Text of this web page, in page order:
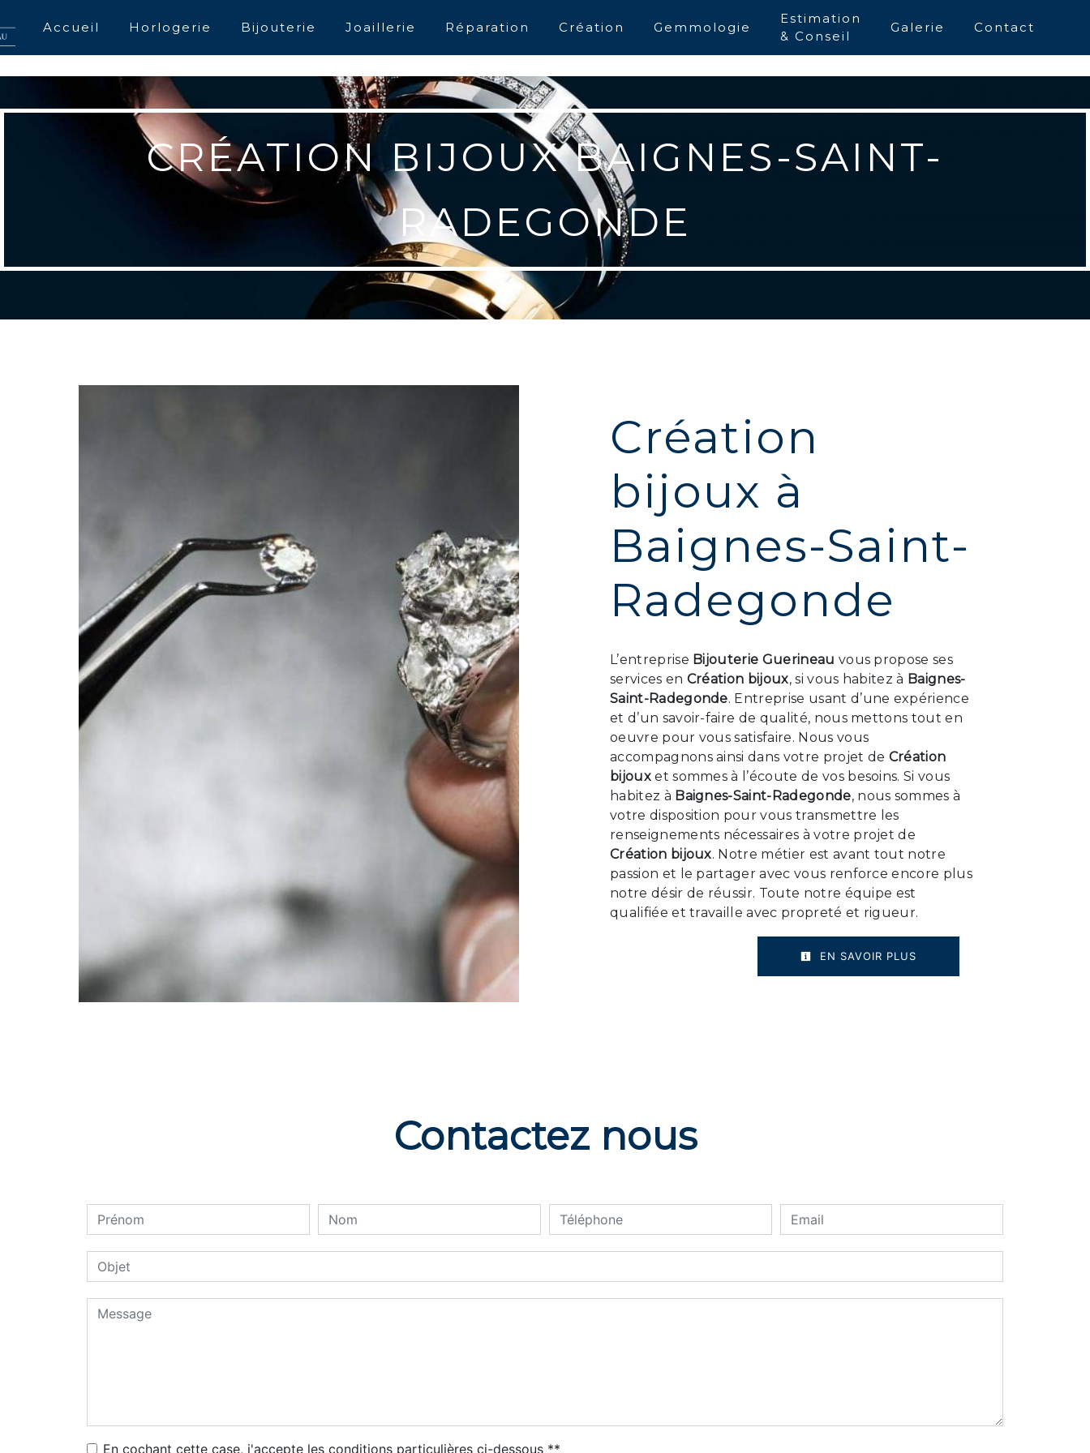
Accueil Horlogerie Bijouterie Joaillerie Réparation Création Gemmologie
Estimation
& Conseil
Galerie Contact
CRÉATION BIJOUX BAIGNES-SAINT-
RADEGONDE
Création
bijoux à
Baignes-Saint-
Radegonde
L’entreprise Bijouterie Guerineau vous propose ses
services en Création bijoux, si vous habitez à Baignes-
Saint-Radegonde. Entreprise usant d’une expérience
et d’un savoir-faire de qualité, nous mettons tout en
oeuvre pour vous satisfaire. Nous vous
accompagnons ainsi dans votre projet de Création
bijouxet sommes à l’écoute de vos besoins. Si vous
habitez à Baignes-Saint-Radegonde, nous sommes à
votre disposition pour vous transmettre les
renseignements nécessaires à votre projet de
Création bijoux. Notre métier est avant tout notre
passion et le partager avec vous renforce encore plus
notre désir de réussir. Toute notre équipe est
qualifiée et travaille avec propreté et rigueur.
EN SAVOIR PLUS
Contactez nous
En cochant cette case, j'accepte les conditions particulières ci-dessous **